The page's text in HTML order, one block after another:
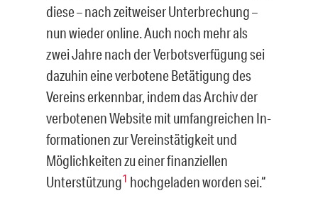
diese – nach zeitweiser Unterbrechung –
nun wieder online. Auch noch mehr als
zwei Jahre nach der Verbotsverfügung sei
dazuhin eine verbotene Betätigung des
Vereins erkennbar, indem das Archiv der
verbotenen Website mit umfangreichen In­
formationen zur Vereinstätigkeit und
Möglichkeiten zu einer finanziellen
Unterstüt­zung1 hochgeladen worden sei.“